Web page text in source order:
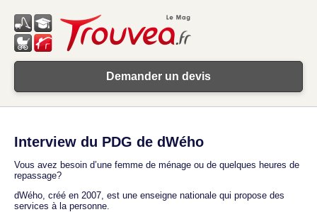
Demander un devis
Interview du PDG de dWého
Vous avez besoin d’une femme de ménage ou de quelques heures de
repassage?
dWého, créé en 2007, est une enseigne nationale qui propose des
services à la personne.